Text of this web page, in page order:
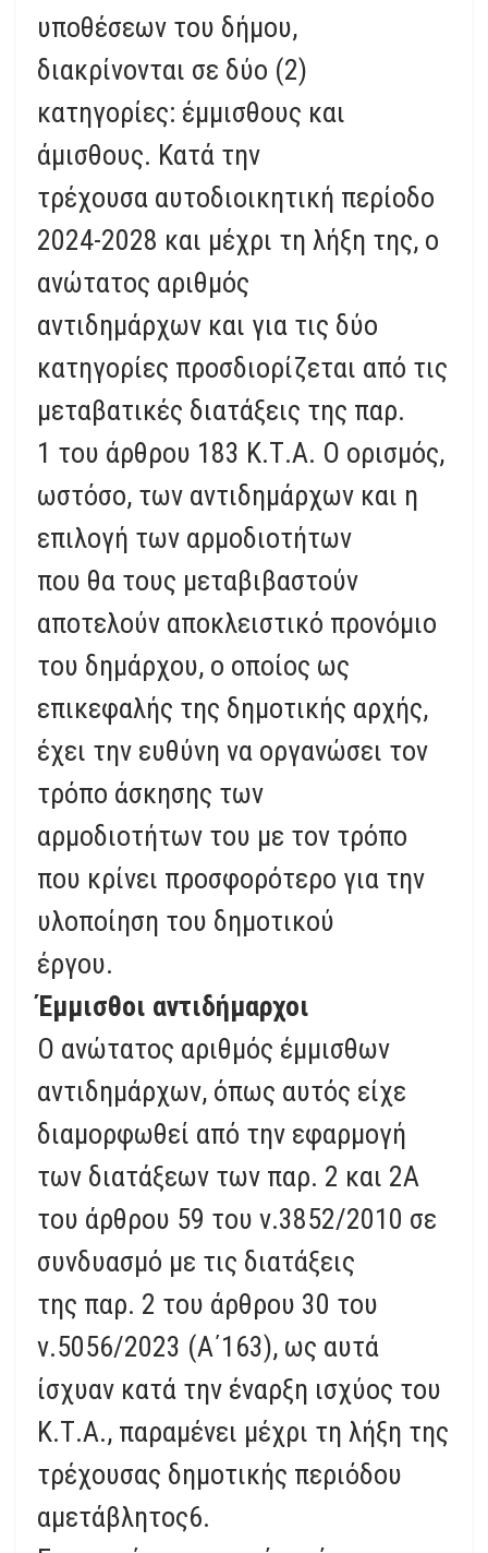
υποθέσεων του δήμου,
διακρίνονται σε δύο (2)
κατηγορίες: έμμισθους και
άμισθους. Κατά την
τρέχουσα αυτοδιοικητική περίοδο
2024-2028 και μέχρι τη λήξη της, ο
ανώτατος αριθμός
αντιδημάρχων και για τις δύο
κατηγορίες προσδιορίζεται από τις
μεταβατικές διατάξεις της παρ.
1 του άρθρου 183 Κ.Τ.Α. Ο ορισμός,
ωστόσο, των αντιδημάρχων και η
επιλογή των αρμοδιοτήτων
που θα τους μεταβιβαστούν
αποτελούν αποκλειστικό προνόμιο
του δημάρχου, ο οποίος ως
επικεφαλής της δημοτικής αρχής,
έχει την ευθύνη να οργανώσει τον
τρόπο άσκησης των
αρμοδιοτήτων του με τον τρόπο
που κρίνει προσφορότερο για την
υλοποίηση του δημοτικού
έργου.
Έμμισθοι αντιδήμαρχοι
Ο ανώτατος αριθμός έμμισθων
αντιδημάρχων, όπως αυτός είχε
διαμορφωθεί από την εφαρμογή
των διατάξεων των παρ. 2 και 2Α
του άρθρου 59 του ν.3852/2010 σε
συνδυασμό με τις διατάξεις
της παρ. 2 του άρθρου 30 του
ν.5056/2023 (Α΄163), ως αυτά
ίσχυαν κατά την έναρξη ισχύος του
Κ.Τ.Α., παραμένει μέχρι τη λήξη της
τρέχουσας δημοτικής περιόδου
αμετάβλητος6.